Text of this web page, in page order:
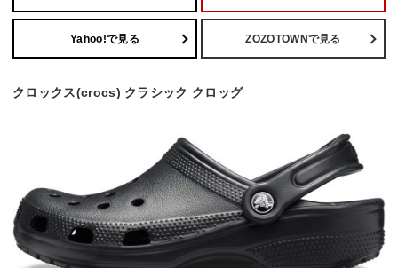
Yahoo!で見る ZOZOTOWNで見る
クロックス(crocs) クラシック クロッグ